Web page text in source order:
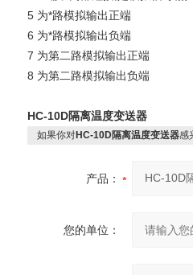
5 为*路模拟输出正端
6 为*路模拟输出负端
7 为第二路模拟输出正端
8 为第二路模拟输出负端
HC-10D隔离温度变送器
如果你对HC-10D隔离温度变送器感
产品：
您的单位：